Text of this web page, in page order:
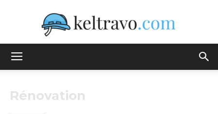
Rénovation